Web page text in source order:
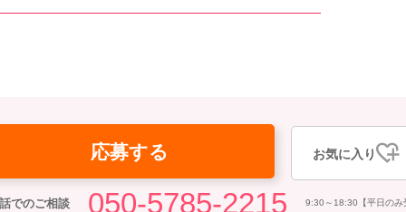
応募する お気に入り
でのご相談 050-5785-2215 9:30～18:30【平日のみ